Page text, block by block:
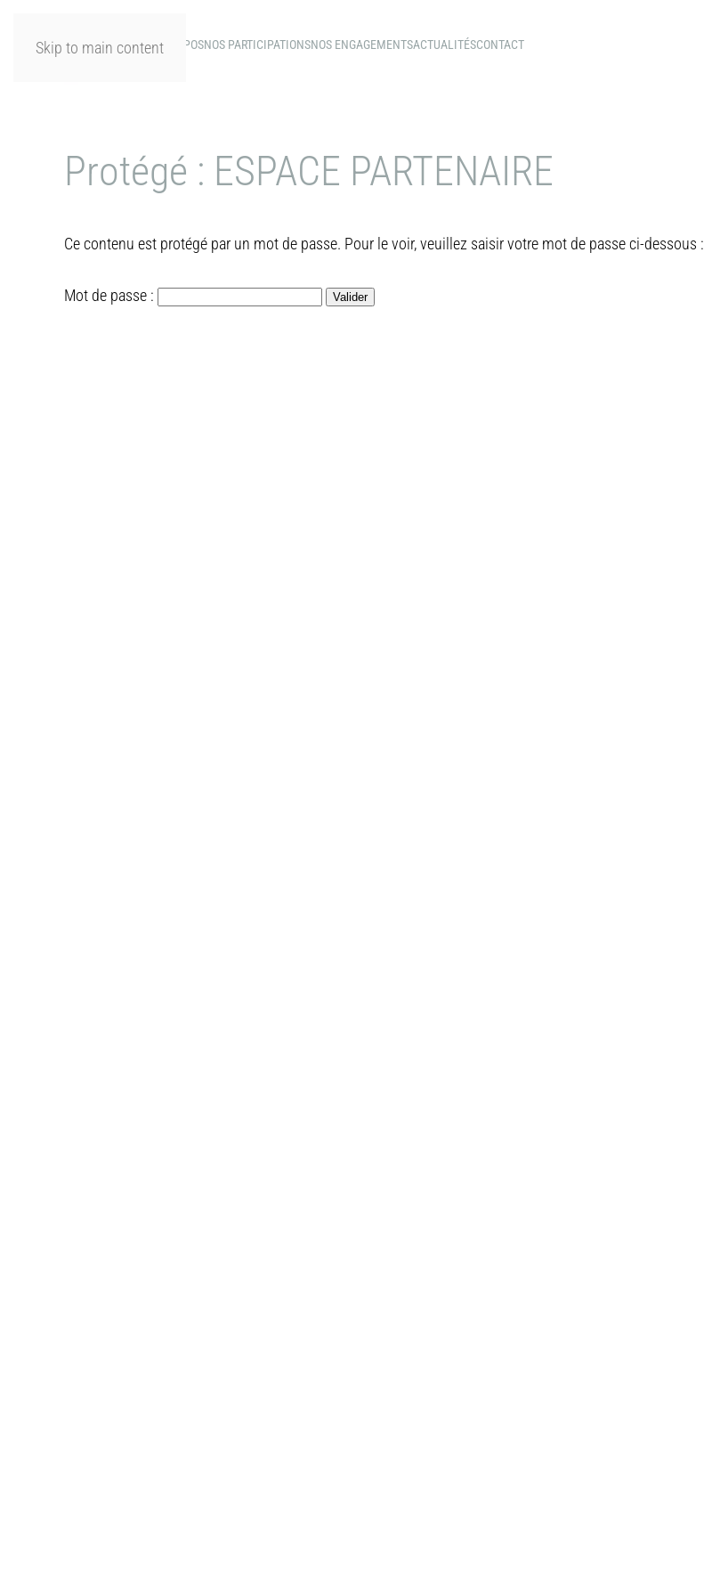
Skip to main contentA PROPOSNOS PARTICIPATIONSNOS ENGAGEMENTSACTUALITÉSCONTACT
Protégé : ESPACE PARTENAIRE
Ce contenu est protégé par un mot de passe. Pour le voir, veuillez saisir votre mot de passe ci-dessous :
Mot de passe :